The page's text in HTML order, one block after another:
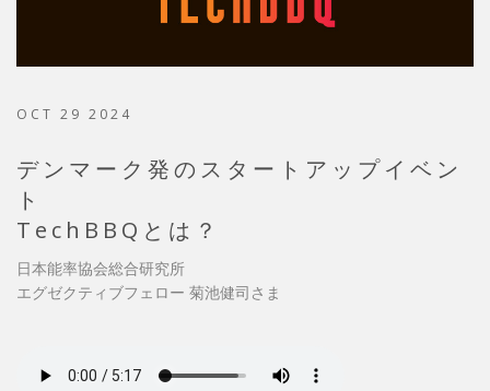
OCT 29 2024
デンマーク発のスタートアップイベン
ト
TechBBQとは？
日本能率協会総合研究所
エグゼクティブフェロー 菊池健司さま